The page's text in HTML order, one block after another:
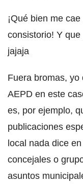
¡Qué bien me
consistorio! Y
jajaja
Fuera bromas,
AEPD en este
es, por ejemplo,
publicaciones
local nada dice
concejales o
asuntos